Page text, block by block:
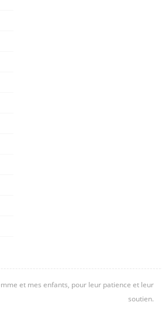
et mes enfants, pour leur patience et leur
soutien.